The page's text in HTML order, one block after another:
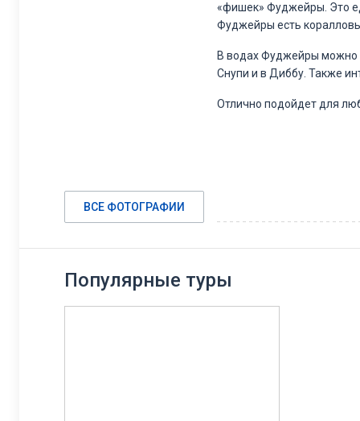
ВСЕ ФОТОГРАФИИ
«фишек» Фуджейры. Это
Фуджейры есть
В водах Фуджейры можно
Снупи и в Диббу. Также
Отлично подойдет для
Популярные туры